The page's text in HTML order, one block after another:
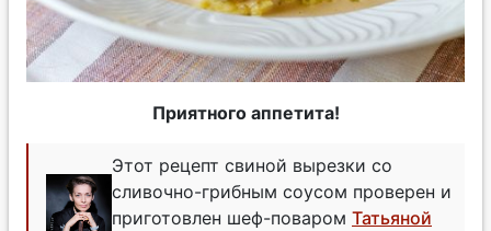
Приятного аппетита!
Этот рецепт свиной вырезки со
сливочно-грибным соусом проверен и
приготовлен шеф-поваром Татьяной